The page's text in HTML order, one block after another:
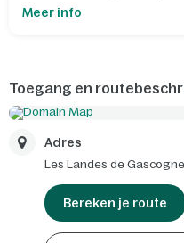
wakker worden.
Meer info
Toegang en
Adres
Les Landes de
Bereken je route